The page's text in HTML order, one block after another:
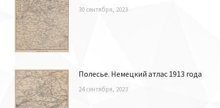
30 сентября, 2023
Полесье. Немецкий атлас 1913 года
24 сентября, 2023